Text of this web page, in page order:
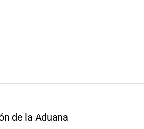
de la Aduana